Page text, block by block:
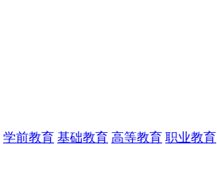
学前教育 基础教育 高等教育 职业教育